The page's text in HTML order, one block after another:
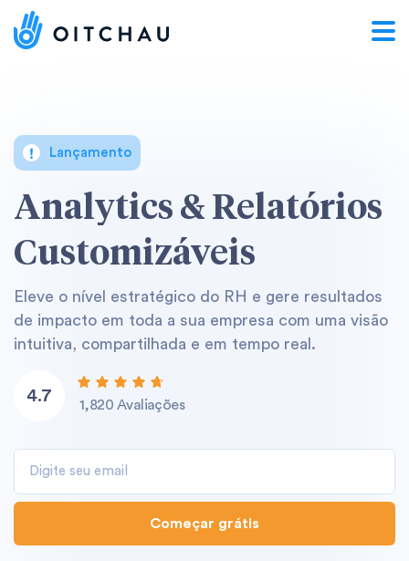
Lançamento
Analytics&Relatórios
Customizáveis
Eleve o nível estratégico do RH e gere resultados
de impacto em toda a sua empresa com uma visão
intuitiva, compartilhada e em tempo real.
4.7 1,820 Avaliações
Começar grátis